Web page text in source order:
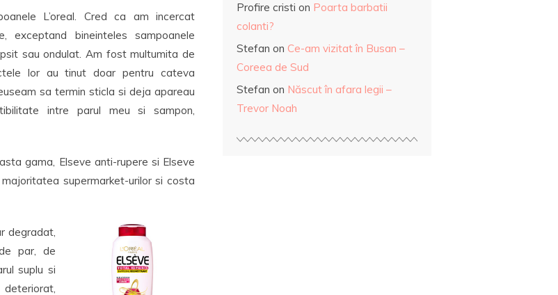
L’oreal. Cred ca am incercat
exceptand bineinteles sampoanele
sau ondulat. Am fost multumita de
lor au tinut doar pentru cateva
sa termin sticla si deja apareau
intre parul meu si sampon,
gama, Elseve anti-rupere si Elseve
supermarket-urilor si costa
degradat,
par, de
suplu si
Profire cristi on Poarta barbatii
colanti?
Stefan on Ce-am vizitat în Busan –
Coreea de Sud
Stefan on Născut în afara legii –
Trevor Noah